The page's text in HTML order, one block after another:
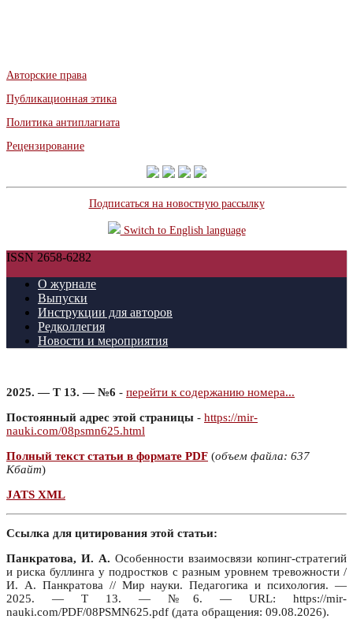
Авторские права
Публикационная этика
Политика антиплагиата
Рецензирование
Подписаться на новостную рассылку
Switch to English language
ISSN 2658-6282
О журнале
Выпуски
Инструкции для авторов
Редколлегия
Новости и мероприятия
2025. — Т 13. — №6 - перейти к содержанию номера...
Постоянный адрес этой страницы - https://mir-
nauki.com/08psmn625.html
Полный текст статьи в формате PDF (объем файла: 637
Кбайт)
JATS XML
Ссылка для цитирования этой статьи:
Панкратова, И. А. Особенности взаимосвязи копинг-стратегий
и риска буллинга у подростков с разным уровнем тревожности /
И. А. Панкратова // Мир науки. Педагогика и психология. —
2025. — Т 13. — №6. — URL: https://mir-
nauki.com/PDF/08PSMN625.pdf (дата обращения: 09.08.2026).